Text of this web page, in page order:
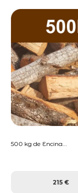
500 kg de Encina...
215 €